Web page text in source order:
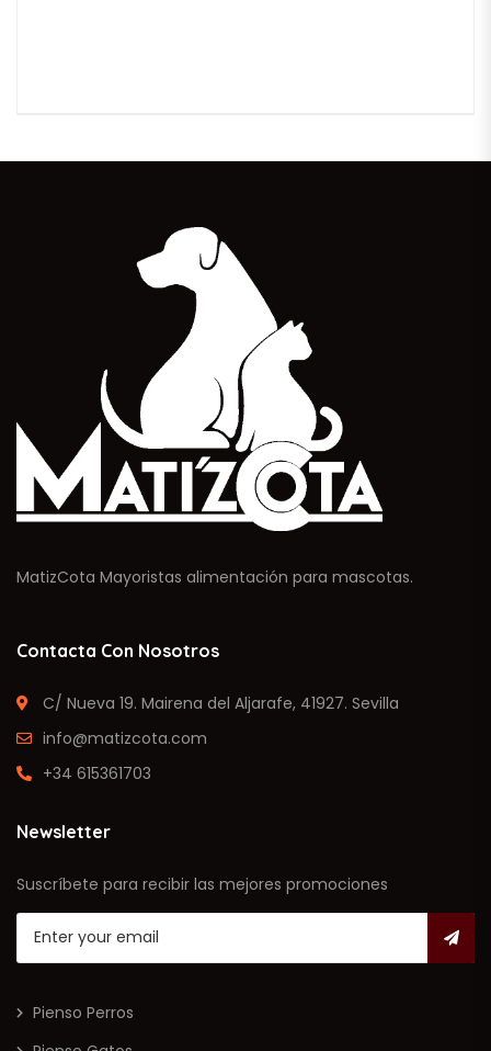
MatizCota Mayoristas alimentación para mascotas.
Contacta Con Nosotros
C/ Nueva 19. Mairena del Aljarafe, 41927. Sevilla
info@matizcota.com
+34 615361703
Newsletter
Suscríbete para recibir las mejores promociones
Pienso Perros